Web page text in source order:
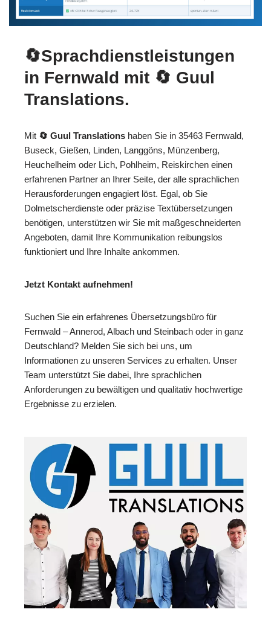
🔄Sprachdienstleistungen
in Fernwald mit 🔄 Guul
Translations.
Mit 🔄 Guul Translations haben Sie in 35463 Fernwald,
Buseck, Gießen, Linden, Langgöns, Münzenberg,
Heuchelheim oder Lich, Pohlheim, Reiskirchen einen
erfahrenen Partner an Ihrer Seite, der alle sprachlichen
Herausforderungen engagiert löst. Egal, ob Sie
Dolmetscherdienste oder präzise Textübersetzungen
benötigen, unterstützen wir Sie mit maßgeschneiderten
Angeboten, damit Ihre Kommunikation reibungslos
funktioniert und Ihre Inhalte ankommen.
Jetzt Kontakt aufnehmen!
Suchen Sie ein erfahrenes Übersetzungsbüro für
Fernwald – Annerod, Albach und Steinbach oder in ganz
Deutschland? Melden Sie sich bei uns, um
Informationen zu unseren Services zu erhalten. Unser
Team unterstützt Sie dabei, Ihre sprachlichen
Anforderungen zu bewältigen und qualitativ hochwertige
Ergebnisse zu erzielen.